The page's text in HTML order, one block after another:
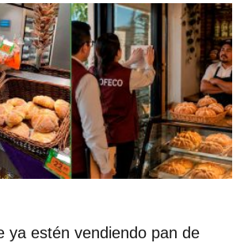
ya estén vendiendo pan de